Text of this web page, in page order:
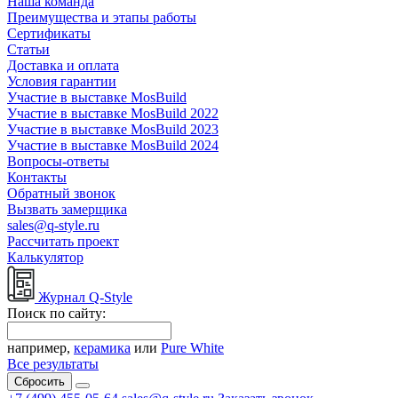
Преимущества и этапы работы
Сертификаты
Статьи
Доставка и оплата
Условия гарантии
Участие в выставке MosBuild
Участие в выставке MosBuild 2022
Участие в выставке MosBuild 2023
Участие в выставке MosBuild 2024
Вопросы-ответы
Контакты
Обратный звонок
Вызвать замерщика
sales@q-style.ru
Рассчитать проект
Калькулятор
Журнал Q-Style
Поиск по сайту:
например, керамика или Pure White
Все результаты
Сбросить